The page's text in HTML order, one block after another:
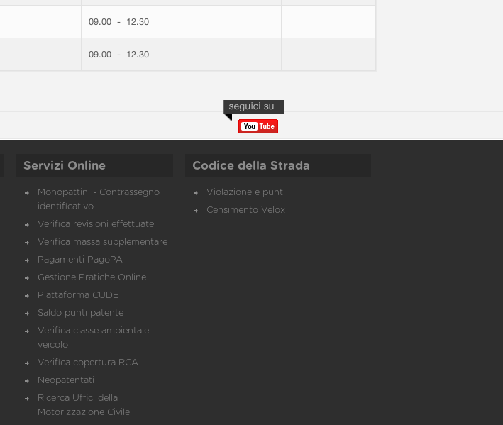
09.00 - 12.30
09.00 - 12.30
Servizi Online
Monopattini - Contrassegno
identificativo
Verifica revisioni effettuate
Verifica massa supplementare
Pagamenti PagoPA
Gestione Pratiche Online
Piattaforma CUDE
Saldo punti patente
Verifica classe ambientale
veicolo
Verifica copertura RCA
Neopatentati
Ricerca Uffici della
Motorizzazione Civile
Codice della Strada
Violazione e punti
Censimento Velox